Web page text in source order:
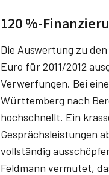
120 %-
Die Auswertung zu
Euro für 2011/2012
Verwerfungen. Bei
Württemberg nach
hochschnellt. Ein
Gesprächsleistungen
vollständig
Feldmann vermutet,